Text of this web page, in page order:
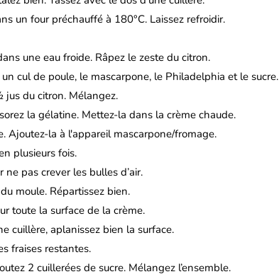
un four préchauffé à 180°C. Laissez refroidir.
une eau froide. Râpez le zeste du citron.
cul de poule, le mascarpone, le Philadelphia et le sucre.
jus du citron. Mélangez.
la gélatine. Mettez-la dans la crème chaude.
Ajoutez-la à l'appareil mascarpone/fromage.
plusieurs fois.
pas crever les bulles d’air.
moule. Répartissez bien.
toute la surface de la crème.
cuillère, aplanissez bien la surface.
fraises restantes.
2 cuillerées de sucre. Mélangez l’ensemble.